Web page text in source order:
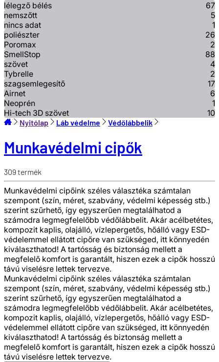
lélegző bélés
67
nemszőtt
5
nincs adat
1
poliészter
26
Poromax
2
SmellStop
88
szövet
4
Tybrelle
2
szagsemlegesítő
17
Airnet
6
Neoprén
1
Hi-tech 3D szövet
10
Nyitólap Láb védelme Védőlábbelik
Munkavédelmi cipők
309termék
Munkavédelmi cipőink széles választéka számtalan
szempont (szín, méret, szabvány, védelmi képesség stb.)
szerint szűrhető, így egyszerűen megtalálhatod a
számodra legmegfelelőbb védőlábbelit. Akár acélbetétes,
kompozit kaplis, olajálló, vízlepergetős, hőálló vagy ESD-
védelemmel ellátott cipőre van szükséged, itt könnyedén
kiválaszthatod! A tartósság és biztonság mellett a
megfelelő komfort is garantált, hiszen ezek a cipők hosszú
távú viselésre lettek tervezve.
Munkavédelmi cipőink széles választéka számtalan
szempont (szín, méret, szabvány, védelmi képesség stb.)
szerint szűrhető, így egyszerűen megtalálhatod a
számodra legmegfelelőbb védőlábbelit. Akár acélbetétes,
kompozit kaplis, olajálló, vízlepergetős, hőálló vagy ESD-
védelemmel ellátott cipőre van szükséged, itt könnyedén
kiválaszthatod! A tartósság és biztonság mellett a
megfelelő komfort is garantált, hiszen ezek a cipők hosszú
távú viselésre lettek tervezve.